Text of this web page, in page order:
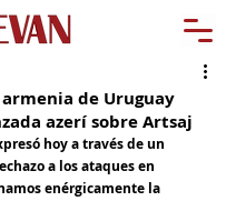
de Uruguay
azerí sobre Artsaj
hoy a través de un
a los ataques en
enérgicamente la